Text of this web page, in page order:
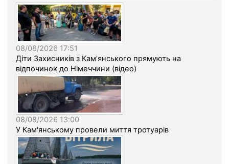
08/08/2026 17:51
Діти Захисників з Кам’янського прямують на
відпочинок до Німеччини (відео)
08/08/2026 13:00
У Кам'янському провели миття тротуарів